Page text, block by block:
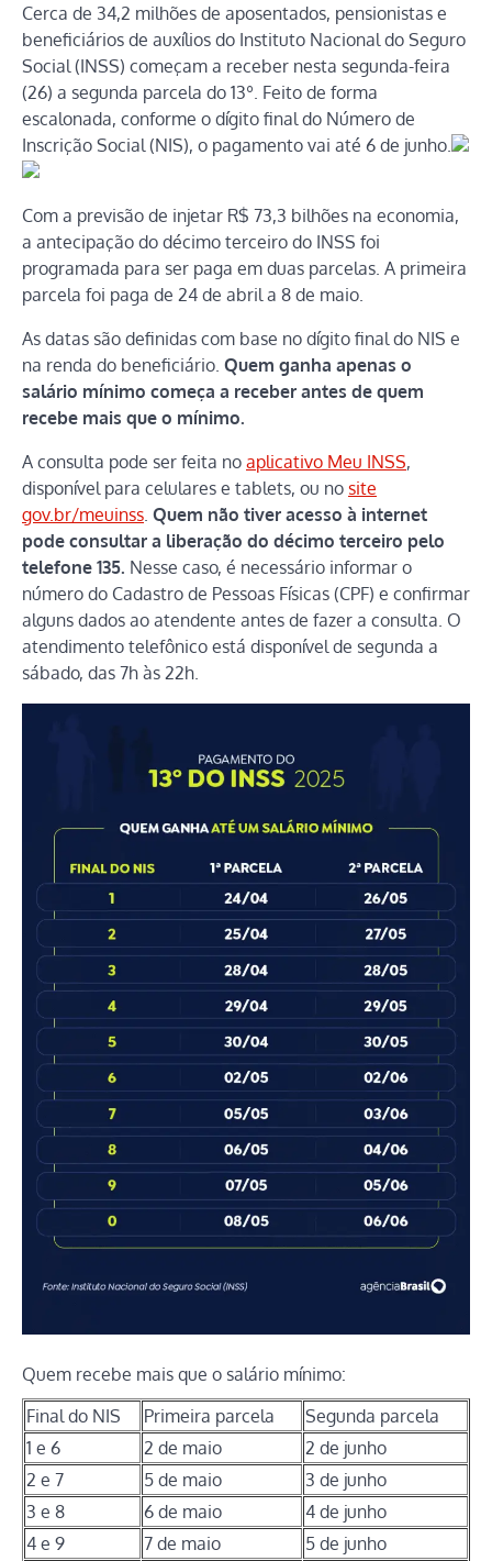
Cerca de 34,2 milhões de aposentados, pensionistas e
beneficiários de auxílios do Instituto Nacional do Seguro
Social (INSS) começam a receber nesta segunda-feira
(26) a segunda parcela do 13º. Feito de forma
escalonada, conforme o dígito final do Número de
Inscrição Social (NIS), o pagamento vai até 6 de junho.
Com a previsão de injetar R$ 73,3 bilhões na economia,
a antecipação do décimo terceiro do INSS foi
programada para ser paga em duas parcelas. A primeira
parcela foi paga de 24 de abril a 8 de maio.
As datas são definidas com base no dígito final do NIS e
na renda do beneficiário. Quem ganha apenas o
salário mínimo começa a receber antes de quem
recebe mais que o mínimo.
A consulta pode ser feita no aplicativo Meu INSS,
disponível para celulares e tablets, ou no site
gov.br/meuinss Quem não tiver acesso à internet
pode consultar a liberação do décimo terceiro pelo
telefone 135. Nesse caso, é necessário informar o
número do Cadastro de Pessoas Físicas (CPF) e confirmar
alguns dados ao atendente antes de fazer a consulta. O
atendimento telefônico está disponível de segunda a
sábado, das 7h às 22h.
Quem recebe mais que o salário mínimo:
Final do NIS
Primeira parcela
Segunda parcela
1 e 6
2 de maio
2 de junho
2 e 7
5 de maio
3 de junho
3 e 8
6 de maio
4 de junho
4 e 9
7 de maio
5 de junho